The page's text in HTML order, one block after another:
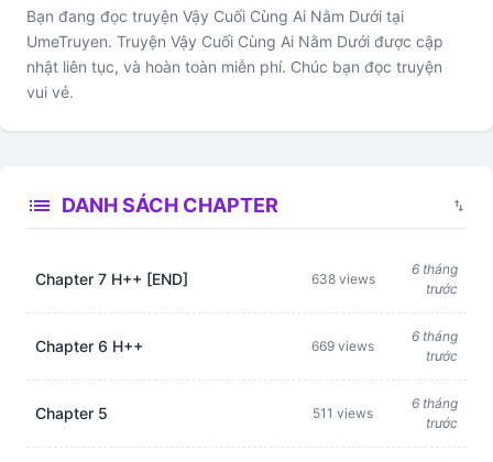
Bạn đang đọc truyện Vậy Cuối Cùng Ai Nằm Dưới tại
UmeTruyen. Truyện Vậy Cuối Cùng Ai Nằm Dưới được cập
nhật liên tục, và hoàn toàn miễn phí. Chúc bạn đọc truyện
vui vẻ.
list DANH SÁCH CHAPTER swap_vert
Chapter 7 H++ [END] 638 views
6 tháng
trước
Chapter 6 H++ 669 views
6 tháng
trước
Chapter 5 511 views
6 tháng
trước